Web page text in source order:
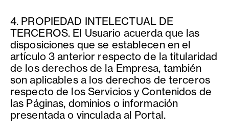
4. PROPIEDAD INTELECTUAL DE
TERCEROS. El Usuario acuerda que las
disposiciones que se establecen en el
artículo 3 anterior respecto de la titularidad
de los derechos de la Empresa, también
son aplicables a los derechos de terceros
respecto de los Servicios y Contenidos de
las Páginas, dominios o información
presentada o vinculada al Portal.